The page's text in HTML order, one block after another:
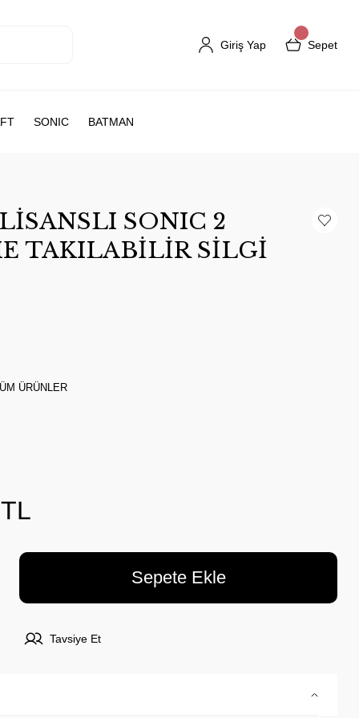
Giriş Yap Sepet
SONIC BATMAN
SONIC 2
TAKILABİLİR SİLGİ
ÜRÜNLER
Sepete Ekle
Tavsiye Et